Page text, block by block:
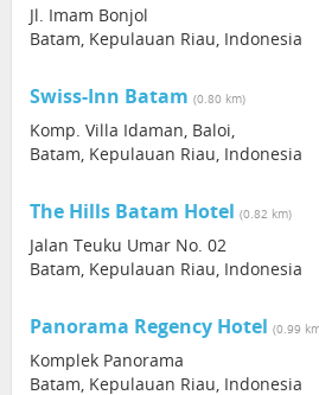
Jl. Imam Bonjol
Batam, Kepulauan Riau, Indonesia
Swiss-Inn Batam (0.80 km)
Komp. Villa Idaman, Baloi,
Batam, Kepulauan Riau, Indonesia
The Hills Batam Hotel (0.82 km)
Jalan Teuku Umar No. 02
Batam, Kepulauan Riau, Indonesia
Panorama Regency Hotel (0.99
Komplek Panorama
Batam, Kepulauan Riau, Indonesia